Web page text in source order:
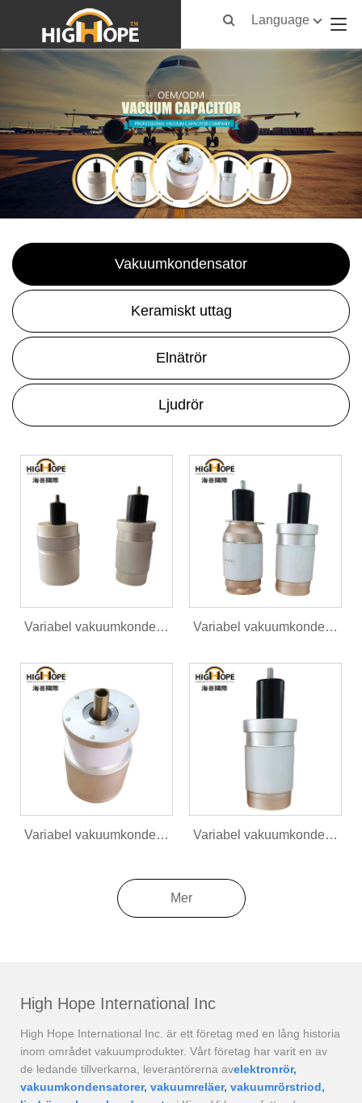
Language
Vakuumkondensator
Keramiskt uttag
Elnätrör
Ljudrör
Variabel vakuumkondensator CKTB500/9/100 Variabel vakuumkondensator CKTB500/3/57
Variabel vakuumkondensator CKTB500/12/90 Variabel vakuumkondensator CKTB500/4.2/57
Mer
High Hope International Inc
High Hope International Inc. är ett företag med en lång historia
inom området vakuumprodukter. Vårt företag har varit en av
de ledande tillverkarna, leverantörerna avelektronrör,
vakuumkondensatorer, vakuumreläer, vakuumrörstriod,